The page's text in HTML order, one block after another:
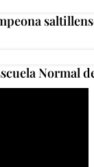
Normal